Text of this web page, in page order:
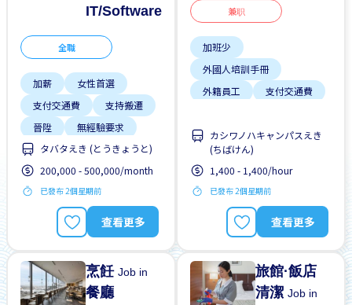
IT/Software
全職
加薪
女性首選
支付交通費
支持搬遷
晉陞
無經驗要求
男性首選
週末&節假日休息
靠近車站
タバタえき (とうきょうと)
200,000 - 500,000/month
已發布 2個星期前
查看更多
兼职
加班少
外國人培訓手冊
外籍員工
支付交通費
男性首選
自行車停放處
週末&節假日休息
カシワノハキャンパスえき
(ちばけん)
1,400 - 1,400/hour
已發布 2個星期前
查看更多
烹飪Job in
餐廳
旅館·飯店
清潔Job in